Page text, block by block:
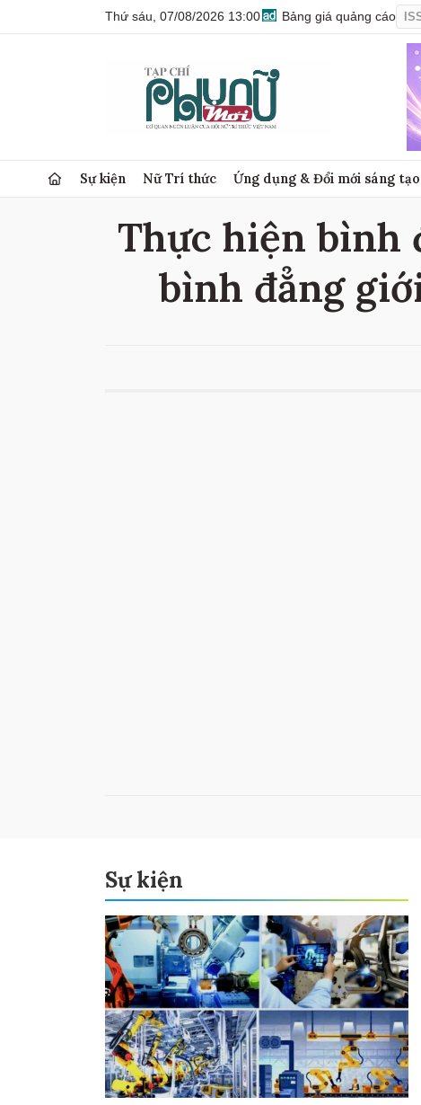
Thứ sáu, 07/08/2026 13:00 Bảng giá quảng cáo
Sự kiện Nữ Trí thức Ứng dụng & Đổi mới sáng tạo
Thực hiện bình
bình đẳng
Sự kiện